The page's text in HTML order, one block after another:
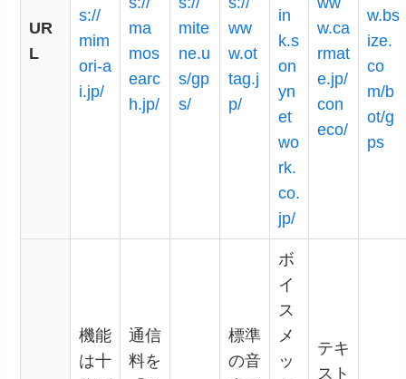
UR
L
s://
mim
ori-a
i.jp/
ma
mos
earc
h.jp/
mite
ne.u
s/gp
s/
ww
w.ot
tag.j
p/
in
k.s
on
yn
et
wo
rk.
co.
jp/
w.ca
rmat
e.jp/
con
eco/
w.bs
ize.
co
m/b
ot/g
ps
機能
は十
通信
料を
標準
の音
ボ
イ
ス
メ
ッ
テキ
スト